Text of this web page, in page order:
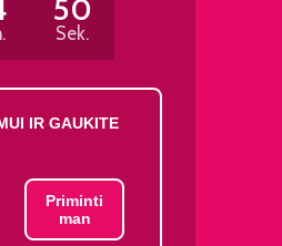
50
Sek.
IR GAUKITE
Priminti
man